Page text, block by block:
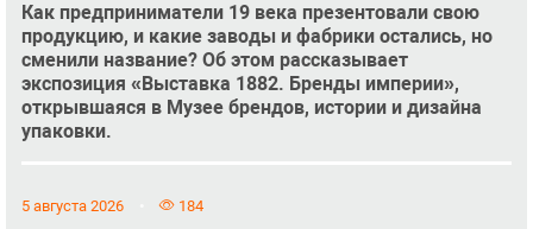
Как предприниматели 19 века презентовали свою
продукцию, и какие заводы и фабрики остались, но
сменили название? Об этом рассказывает
экспозиция «Выставка 1882. Бренды империи»,
открывшаяся в Музее брендов, истории и дизайна
упаковки.
5 августа 2026 184